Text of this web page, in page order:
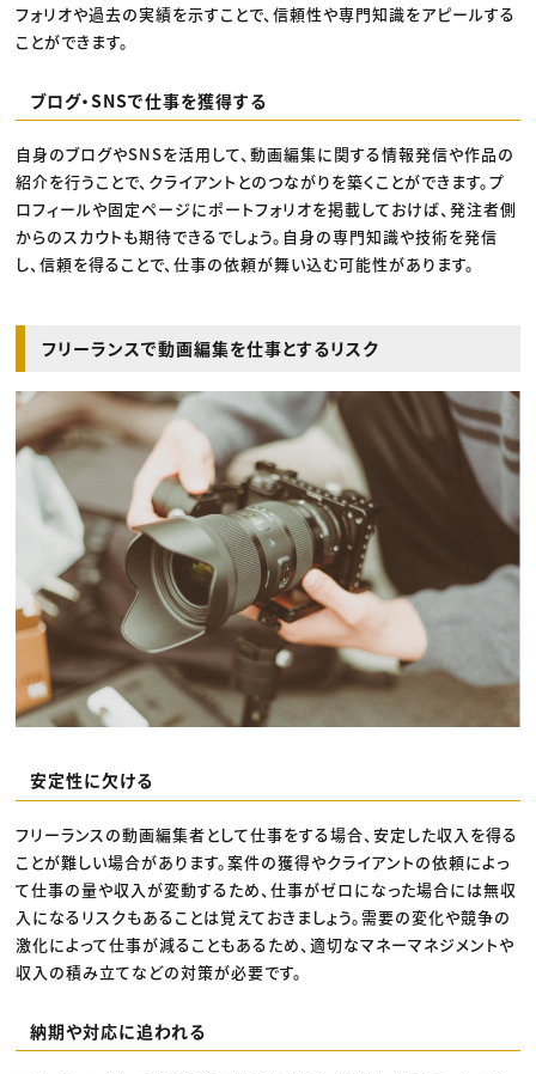
フォリオや過去の実績を示すことで、信頼性や専門知識をアピールする
ことができます。
ブログ・SNSで仕事を獲得する
自身のブログやSNSを活用して、動画編集に関する情報発信や作品の
紹介を行うことで、クライアントとのつながりを築くことができます。プ
ロフィールや固定ページにポートフォリオを掲載しておけば、発注者側
からのスカウトも期待できるでしょう。自身の専門知識や技術を発信
し、信頼を得ることで、仕事の依頼が舞い込む可能性があります。
フリーランスで動画編集を仕事とするリスク
安定性に欠ける
フリーランスの動画編集者として仕事をする場合、安定した収入を得る
ことが難しい場合があります。案件の獲得やクライアントの依頼によっ
て仕事の量や収入が変動するため、仕事がゼロになった場合には無収
入になるリスクもあることは覚えておきましょう。需要の変化や競争の
激化によって仕事が減ることもあるため、適切なマネーマネジメントや
収入の積み立てなどの対策が必要です。
納期や対応に追われる